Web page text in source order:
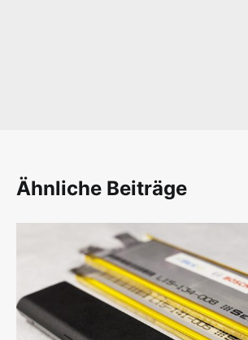
Ähnliche Beiträge